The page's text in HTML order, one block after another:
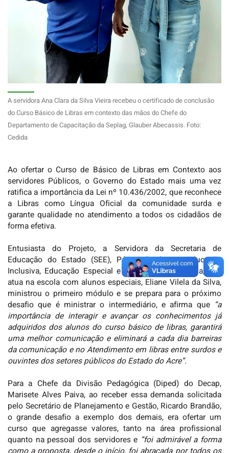
A servidora Ana Clara da Silva Vieira recebeu o certificado de conclusão
do Curso Básico de Libras em contexto das mãos do Chefe do
Departamento de Capacitação da Seplag, Glauber Abecassis. Foto:
Cedida
Ao ofertar o Curso de Básico de Libras em Contexto aos
servidores Públicos, o Governo do Estado mais uma vez
ratifica a importância da Lei nº 10.436/2002, que reconhece
a Libras como Língua Oficial da comunidade surda e
garante qualidade no atendimento a todos os cidadãos de
forma efetiva.
Entusiasta do Projeto, a Servidora da Secretaria de
Educação do Estado (SEE), Pós-graduada em Educação
Inclusiva, Educação Especial e Neuropsicopedagogia, que
atua na escola com alunos especiais, Eliane Vilela da Silva,
ministrou o primeiro módulo e se prepara para o próximo
desafio que é ministrar o intermediário, e afirma que “a
importância de interagir e avançar os conhecimentos já
adquiridos dos alunos do curso básico de libras, garantirá
uma melhor comunicação e eliminará a cada dia barreiras
da comunicação e no Atendimento em libras entre surdos e
ouvintes dos setores públicos do Estado do Acre”.
Para a Chefe da Divisão Pedagógica (Diped) do Decap,
Marisete Alves Paiva, ao receber essa demanda solicitada
pelo Secretário de Planejamento e Gestão, Ricardo Brandão,
o grande desafio a exemplo dos demais, era ofertar um
curso que agregasse valores, tanto na área profissional
quanto na pessoal dos servidores e “foi admirável a forma